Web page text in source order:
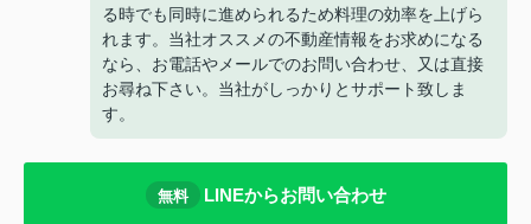
る時でも同時に進められるため料理の効率を上げら
れます。当社オススメの不動産情報をお求めになる
なら、お電話やメールでのお問い合わせ、又は直接
お尋ね下さい。当社がしっかりとサポート致しま
す。
無料 LINEからお問い合わせ